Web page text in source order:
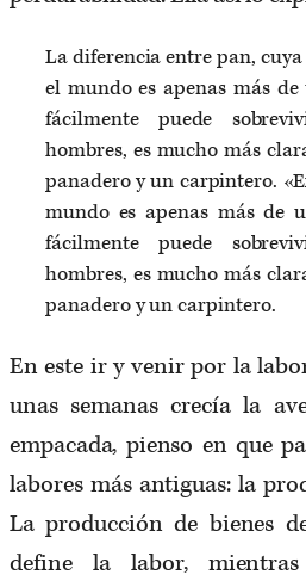
La diferencia entre pan,
el mundo es apenas más
fácilmente puede
hombres, es mucho más
panadero y un carpintero.
mundo es apenas más de
fácilmente puede
hombres, es mucho más
panadero y un carpintero.
En este ir y venir por la
unas semanas crecía la
empacada, pienso en que
labores más antiguas: la
La producción de bienes
define la labor,